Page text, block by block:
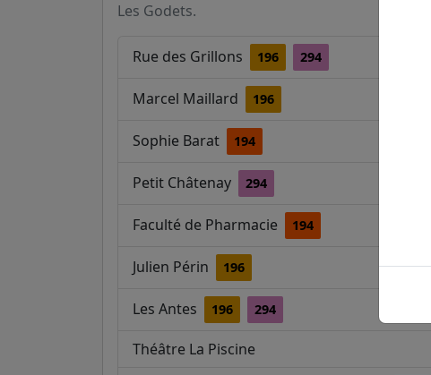
Les Godets.
Rue des Grillons 196 294
Marcel Maillard 196
Sophie Barat 194
Petit Châtenay 294
Faculté de Pharmacie 194
Julien Périn 196
Les Antes 196 294
Théâtre La Piscine